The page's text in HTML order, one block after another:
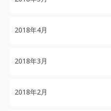
2018年4月
2018年3月
2018年2月